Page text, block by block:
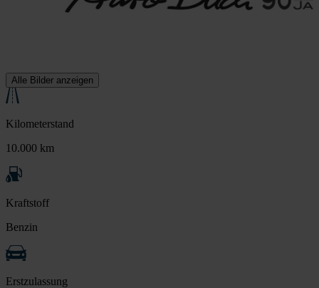
Alle Bilder anzeigen
Kilometerstand
10.000 km
Kraftstoff
Benzin
Erstzulassung